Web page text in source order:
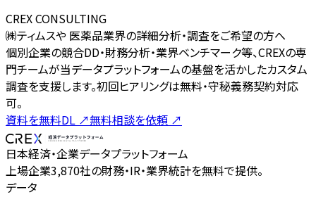
CREX CONSULTING
㈱ティムスや 医薬品業界の詳細分析・調査をご希望の方へ
個別企業の競合DD・財務分析・業界ベンチマーク等、CREXの専
門チームが当データプラットフォームの基盤を活かしたカスタム
調査を支援します。初回ヒアリングは無料・守秘義務契約対応
可。
資料を無料DL ↗無料相談を依頼 ↗
日本経済・企業データプラットフォーム
上場企業3,870社の財務・IR・業界統計を無料で提供。
データ